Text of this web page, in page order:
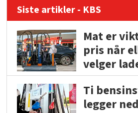
Siste artikler - KBS
Mat er
pris når
velger
Ti
legger